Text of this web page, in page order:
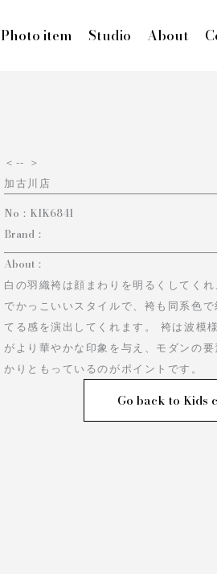
Photo item Studio About
＜ -- ＞
加古川店
No： KIK6841
Brand：
About：
白の羽織袴は顔まわりを明るくしてく
でかっこいいスタイルで、袴も同系色
てる感を演出してくれます。 袴は波模
がより華やかな印象を与え、モダンの
かりともっているのがポイントです。
Go back to Kids